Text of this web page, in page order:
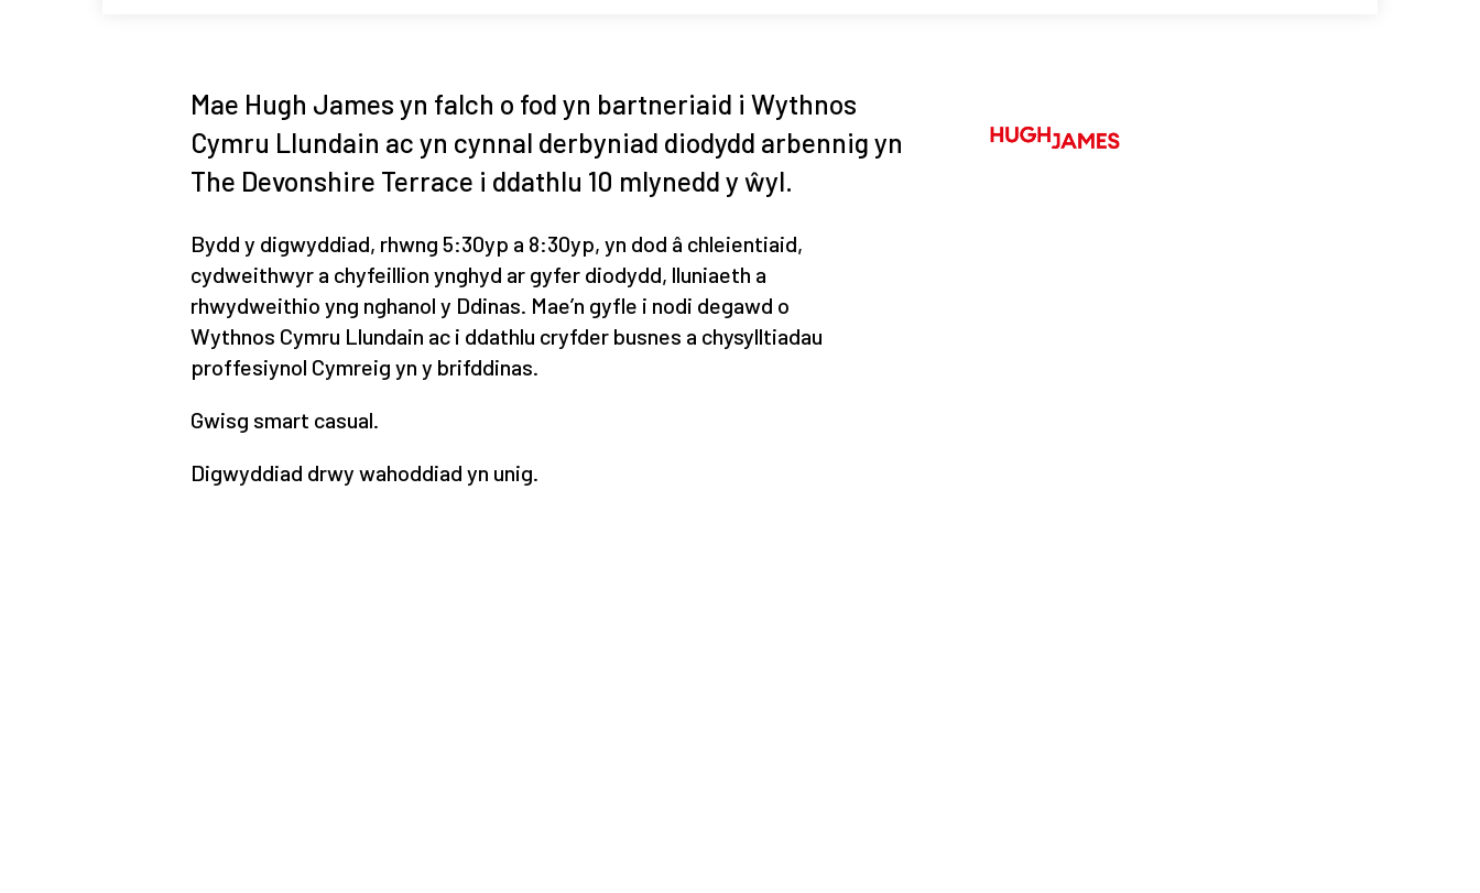
Mae Hugh James yn falch o fod yn bartneriaid i Wythnos
Cymru Llundain ac yn cynnal derbyniad diodydd arbennig yn
The Devonshire Terrace i ddathlu 10 mlynedd y ŵyl.
Bydd y digwyddiad, rhwng 5:30yp a 8:30yp, yn dod â chleientiaid,
cydweithwyr a chyfeillion ynghyd ar gyfer diodydd, lluniaeth a
rhwydweithio yng nghanol y Ddinas. Mae’n gyfle i nodi degawd o
Wythnos Cymru Llundain ac i ddathlu cryfder busnes a chysylltiadau
proffesiynol Cymreig yn y brifddinas.
Gwisg smart casual.
Digwyddiad drwy wahoddiad yn unig.